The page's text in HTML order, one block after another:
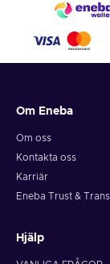
Om Eneba
Om oss
Kontakta oss
Karriär
Eneba Trust &
Hjälp